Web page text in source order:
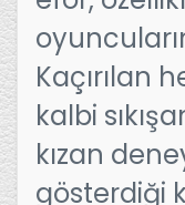
Kaçırılan
kalbi
kızan
gösterdiği